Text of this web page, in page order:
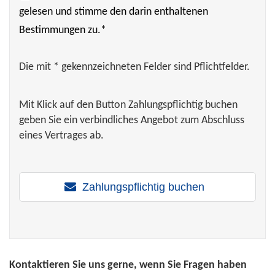
gelesen und stimme den darin enthaltenen
Bestimmungen zu.*
Die mit * gekennzeichneten Felder sind Pflichtfelder.
Mit Klick auf den Button Zahlungspflichtig buchen
geben Sie ein verbindliches Angebot zum Abschluss
eines Vertrages ab.
Zahlungspflichtig buchen
Kontaktieren Sie uns gerne, wenn Sie Fragen haben